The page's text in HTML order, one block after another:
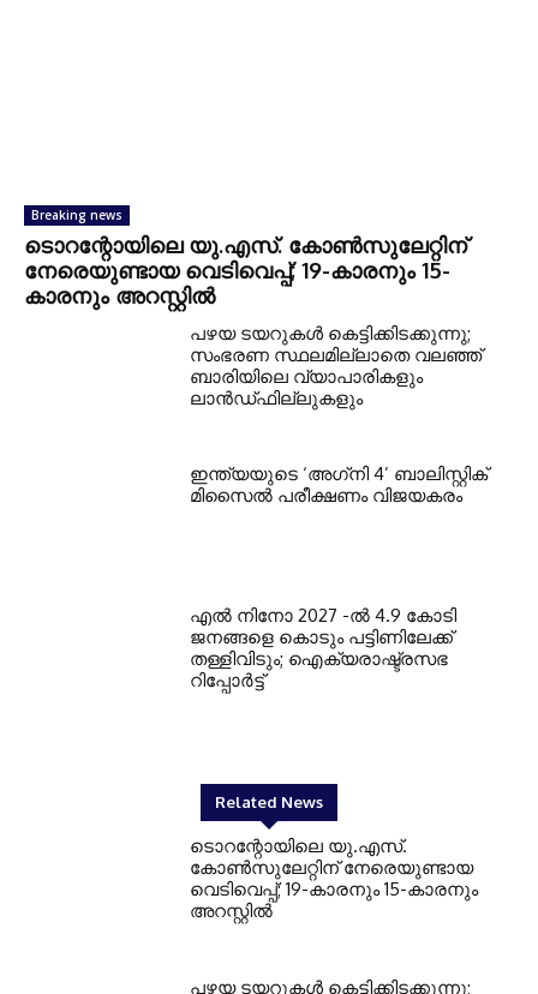
Breaking news
ടൊറന്റോയിലെ യു.എസ്. കോൺസുലേറ്റിന്
നേരെയുണ്ടായ വെടിവെപ്പ്; 19-കാരനും 15-
കാരനും അറസ്റ്റിൽ
പഴയ ടയറുകള്‍ കെട്ടിക്കിടക്കുന്നു;
സംഭരണ സ്ഥലമില്ലാതെ വലഞ്ഞ്
ബാരിയിലെ വ്യാപാരികളും
ലാന്‍ഡ്ഫില്ലുകളും
ഇന്ത്യയുടെ ‘അഗ്‌നി 4’ ബാലിസ്റ്റിക്
മിസൈല്‍ പരീക്ഷണം വിജയകരം
എല്‍ നിനോ 2027 -ല്‍ 4.9 കോടി
ജനങ്ങളെ കൊടും പട്ടിണിലേക്ക്
തള്ളിവിടും; ഐക്യരാഷ്ട്രസഭ
റിപ്പോര്‍ട്ട്
Related News
ടൊറന്റോയിലെ യു.എസ്.
കോൺസുലേറ്റിന് നേരെയുണ്ടായ
വെടിവെപ്പ്; 19-കാരനും 15-കാരനും
അറസ്റ്റിൽ
പഴയ ടയറുകള്‍ കെട്ടിക്കിടക്കുന്നു;